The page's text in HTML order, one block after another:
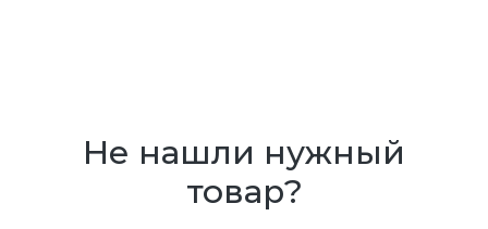
Не нашли нужный
товар?